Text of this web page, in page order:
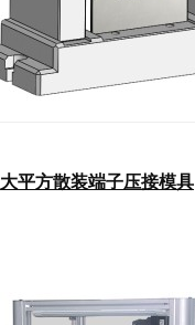
大平方散装端子压接模具